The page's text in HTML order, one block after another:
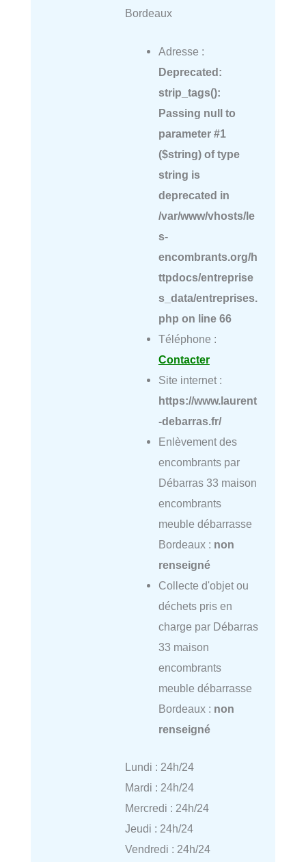
Bordeaux
Adresse :
Deprecated:
strip_tags():
Passing null to
parameter #1
($string) of type
string is
deprecated in
/var/www/vhosts/le
s-
encombrants.org/h
ttpdocs/entreprise
s_data/entreprises.
php on line 66
Téléphone :
Contacter
Site internet :
https://www.laurent
-debarras.fr/
Enlèvement des
encombrants par
Débarras 33 maison
encombrants
meuble débarrasse
Bordeaux : non
renseigné
Collecte d'objet ou
déchets pris en
charge par Débarras
33 maison
encombrants
meuble débarrasse
Bordeaux : non
renseigné
Lundi : 24h/24
Mardi : 24h/24
Mercredi : 24h/24
Jeudi : 24h/24
Vendredi : 24h/24